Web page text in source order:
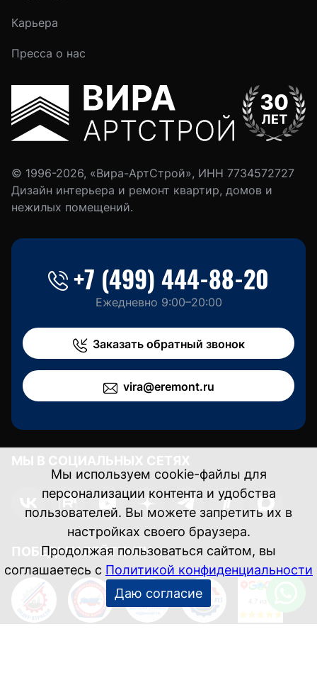
Карьера
Пресса о нас
© 1996-2026, «Вира-АртСтрой», ИНН 7734572727
Дизайн интерьера и ремонт квартир, домов и
нежилых помещений.
+7 (499) 444-88-20
Ежедневно 9:00–20:00
Заказать обратный звонок
vira@eremont.ru
МЫ В СОЦИАЛЬНЫХ СЕТЯХ
ПОБЕДЫ И РЕЙТИНГИ